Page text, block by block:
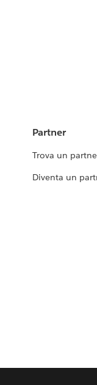
Partner
Trova un
Diventa un